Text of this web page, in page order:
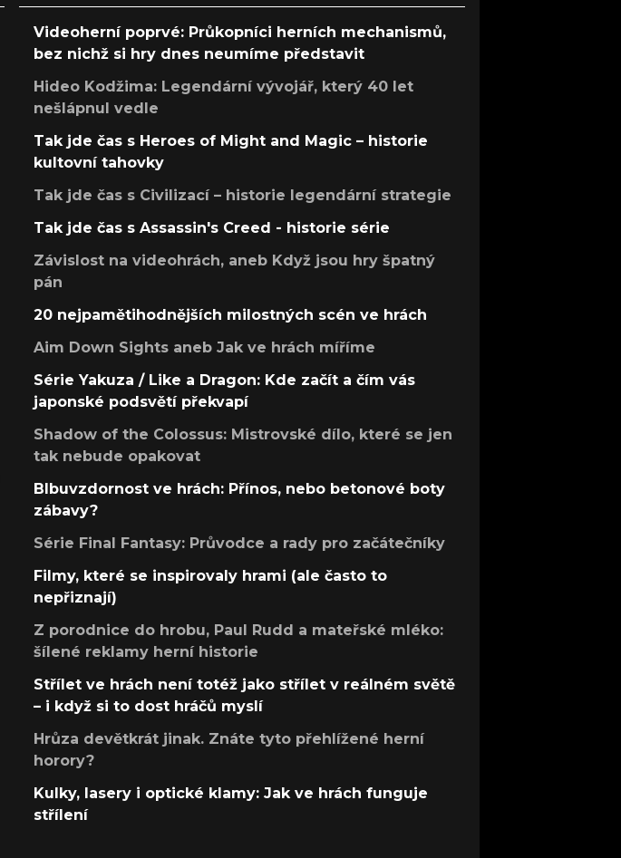
Videoherní poprvé: Průkopníci herních mechanismů,
bez nichž si hry dnes neumíme představit
Hideo Kodžima: Legendární vývojář, který 40 let
nešlápnul vedle
Tak jde čas s Heroes of Might and Magic – historie
kultovní tahovky
Tak jde čas s Civilizací – historie legendární strategie
Tak jde čas s Assassin's Creed - historie série
Závislost na videohrách, aneb Když jsou hry špatný
pán
20 nejpamětihodnějších milostných scén ve hrách
Aim Down Sights aneb Jak ve hrách míříme
Série Yakuza / Like a Dragon: Kde začít a čím vás
japonské podsvětí překvapí
Shadow of the Colossus: Mistrovské dílo, které se jen
tak nebude opakovat
Blbuvzdornost ve hrách: Přínos, nebo betonové boty
zábavy?
Série Final Fantasy: Průvodce a rady pro začátečníky
Filmy, které se inspirovaly hrami (ale často to
nepřiznají)
Z porodnice do hrobu, Paul Rudd a mateřské mléko:
šílené reklamy herní historie
Střílet ve hrách není totéž jako střílet v reálném světě
– i když si to dost hráčů myslí
Hrůza devětkrát jinak. Znáte tyto přehlížené herní
horory?
Kulky, lasery i optické klamy: Jak ve hrách funguje
střílení